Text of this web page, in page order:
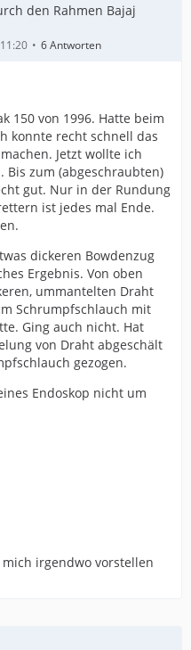
den Rahmen Bajaj
6 Antworten
150 von 1996. Hatte beim
konnte recht schnell das
Jetzt wollte ich
Bis zum (abgeschraubten)
gut. Nur in der Rundung
ist jedes mal Ende.
dickeren Bowdenzug
Ergebnis. Von oben
ummantelten Draht
Schrumpfschlauch mit
Ging auch nicht. Hat
von Draht abgeschält
gezogen.
Endoskop nicht um
irgendwo vorstellen